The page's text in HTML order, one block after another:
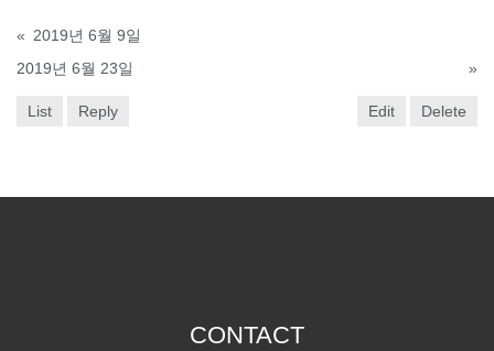
« 2019년 6월 9일
2019년 6월 23일
»
List Reply Edit Delete
CONTACT